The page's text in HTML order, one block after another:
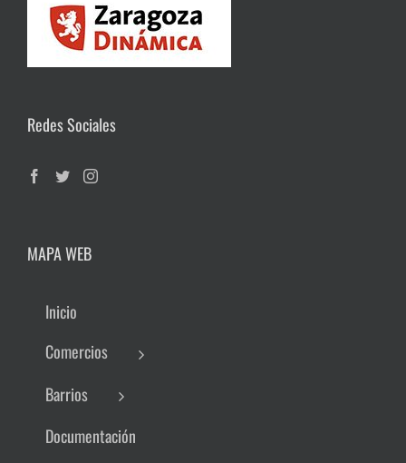
Redes Sociales
MAPA WEB
Inicio
Comercios
Barrios
Documentación